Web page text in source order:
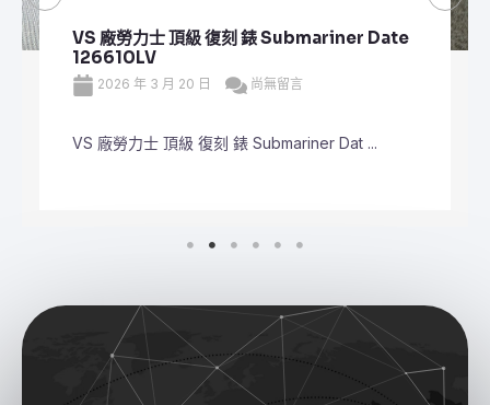
VS 廠勞力士 頂級 復刻 錶 Submariner Date
126610LV
2026 年 3 月 20 日 尚無留言
VS 廠勞力士 頂級 復刻 錶 Submariner Dat ...